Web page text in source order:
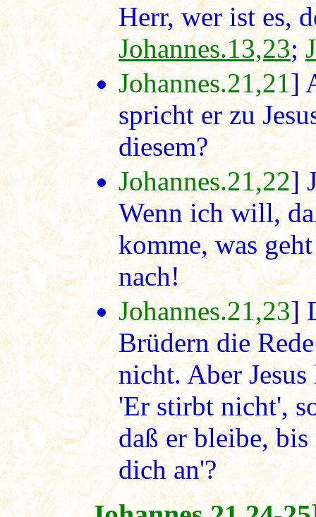
Herr, wer ist es,
Johannes.13,23;
Johannes.21,21]
spricht er zu
diesem?
Johannes.21,22]
Wenn ich will,
komme, was
nach!
Johannes.21,23]
Brüdern die
nicht. Aber
'Er stirbt nicht',
daß er bleibe,
dich an'?